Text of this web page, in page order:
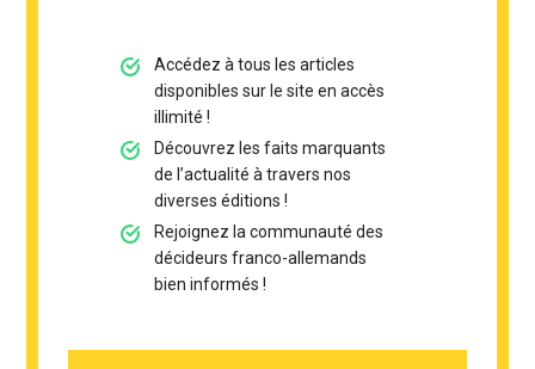
Accédez à tous les articles
disponibles sur le site en accès
illimité !
Découvrez les faits marquants
de l’actualité à travers nos
diverses éditions !
Rejoignez la communauté des
décideurs franco-allemands
bien informés !